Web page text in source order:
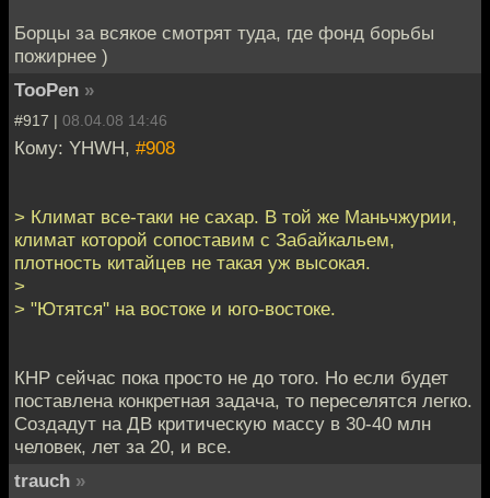
Борцы за всякое смотрят туда, где фонд борьбы
пожирнее )
TooPen »
#917 | 08.04.08 14:46
Кому: YHWH, #908
> Климат все-таки не сахар. В той же Маньчжурии,
климат которой сопоставим с Забайкальем,
плотность китайцев не такая уж высокая.
>
> "Ютятся" на востоке и юго-востоке.
КНР сейчас пока просто не до того. Но если будет
поставлена конкретная задача, то переселятся легко.
Создадут на ДВ критическую массу в 30-40 млн
человек, лет за 20, и все.
trauch »